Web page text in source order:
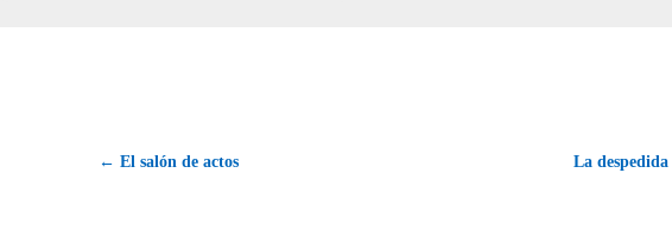
← El salón de actos La